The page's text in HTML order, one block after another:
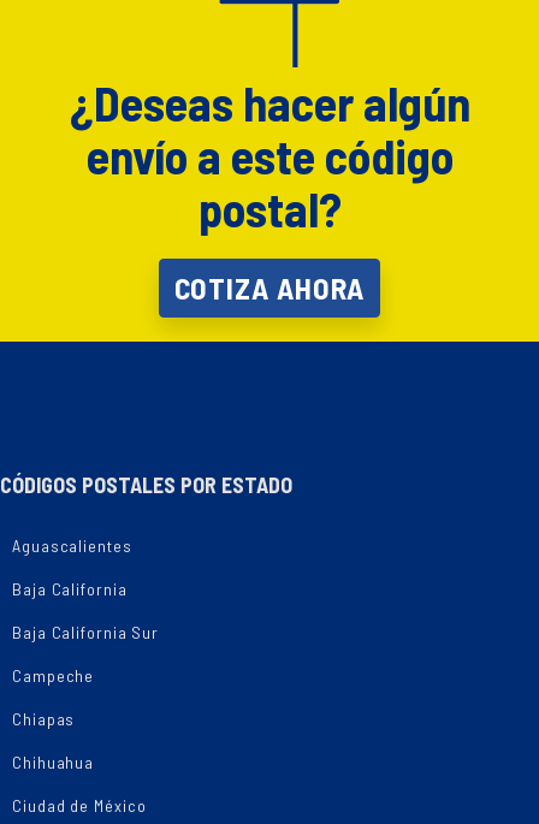
¿Deseas hacer algún
envío a este código
postal?
COTIZA AHORA
CÓDIGOS POSTALES POR ESTADO
Aguascalientes
Baja California
Baja California Sur
Campeche
Chiapas
Chihuahua
Ciudad de México